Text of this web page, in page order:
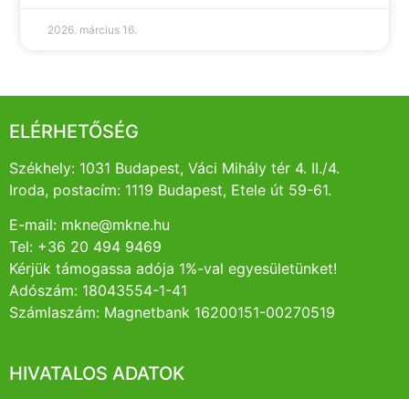
2026. március 16.
ELÉRHETŐSÉG
Székhely: 1031 Budapest, Váci Mihály tér 4. II./4.
Iroda, postacím: 1119 Budapest, Etele út 59-61.
E-mail: mkne@mkne.hu
Tel: +36 20 494 9469
Kérjük támogassa adója 1%-val egyesületünket!
Adószám: 18043554-1-41
Számlaszám: Magnetbank 16200151-00270519
HIVATALOS ADATOK